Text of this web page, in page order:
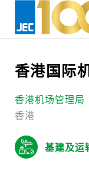
香港国际
香港机场管理局
香港
基建及运